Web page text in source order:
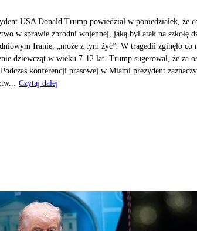
USA Donald Trump powiedział w poniedziałek, że
w sprawie zbrodni wojennej, jaką był atak na szkołę
Iranie, „może z tym żyć”. W tragedii zginęło co
dziewcząt w wieku 7-12 lat. Trump sugerował, że za
konferencji prasowej w Miami prezydent
Czytaj dalej